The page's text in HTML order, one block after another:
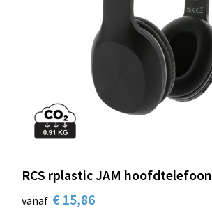
RCS rplastic JAM hoofdtelefoon
vanaf € 15,86